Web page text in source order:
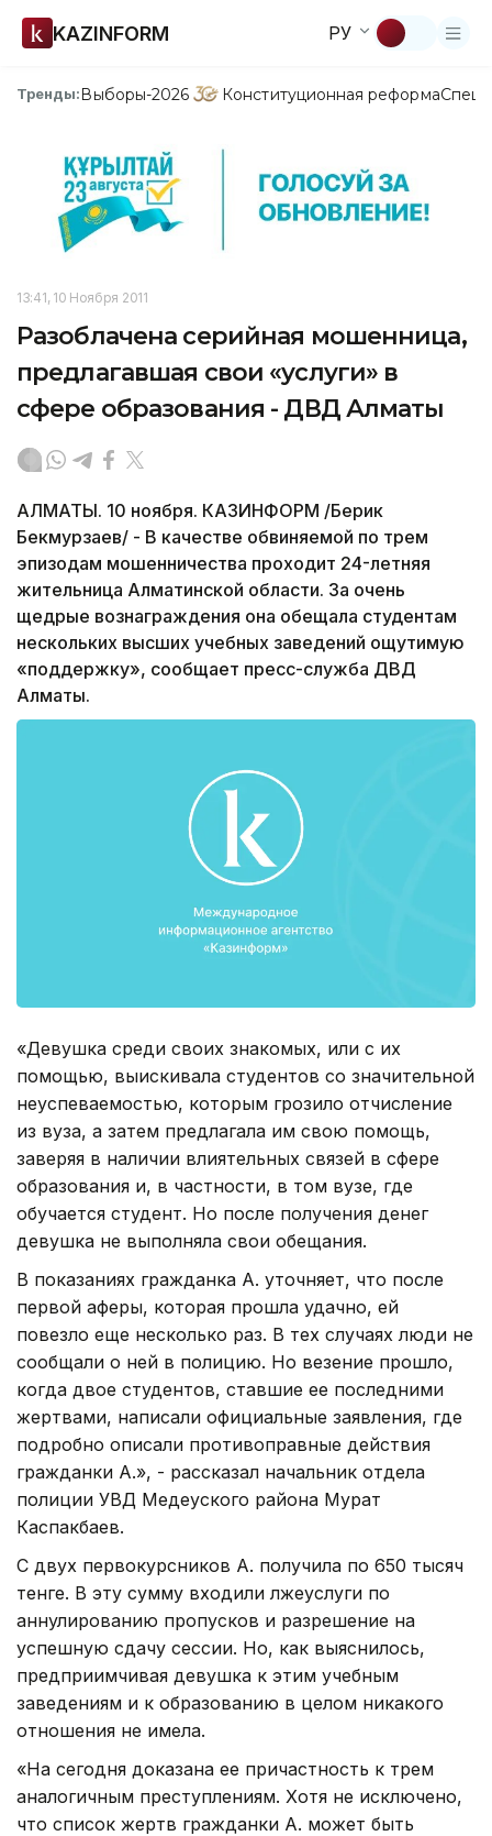
KAZINFORM РУ
Тренды:Выборы-2026 Конституционная реформа
13:41, 10 Ноября 2011
Разоблачена серийная мошенница,
предлагавшая свои «услуги» в
сфере образования - ДВД Алматы
АЛМАТЫ. 10 ноября. КАЗИНФОРМ /Берик
Бекмурзаев/ - В качестве обвиняемой по трем
эпизодам мошенничества проходит 24-летняя
жительница Алматинской области. За очень
щедрые вознаграждения она обещала студентам
нескольких высших учебных заведений ощутимую
«поддержку», сообщает пресс-служба ДВД
Алматы.
«Девушка среди своих знакомых, или с их
помощью, выискивала студентов со значительной
неуспеваемостью, которым грозило отчисление
из вуза, а затем предлагала им свою помощь,
заверяя в наличии влиятельных связей в сфере
образования и, в частности, в том вузе, где
обучается студент. Но после получения денег
девушка не выполняла свои обещания.
В показаниях гражданка А. уточняет, что после
первой аферы, которая прошла удачно, ей
повезло еще несколько раз. В тех случаях люди не
сообщали о ней в полицию. Но везение прошло,
когда двое студентов, ставшие ее последними
жертвами, написали официальные заявления, где
подробно описали противоправные действия
гражданки А.», - рассказал начальник отдела
полиции УВД Медеуского района Мурат
Каспакбаев.
С двух первокурсников А. получила по 650 тысяч
тенге. В эту сумму входили лжеуслуги по
аннулированию пропусков и разрешение на
успешную сдачу сессии. Но, как выяснилось,
предприимчивая девушка к этим учебным
заведениям и к образованию в целом никакого
отношения не имела.
«На сегодня доказана ее причастность к трем
аналогичным преступлениям. Хотя не исключено,
что список жертв гражданки А. может быть